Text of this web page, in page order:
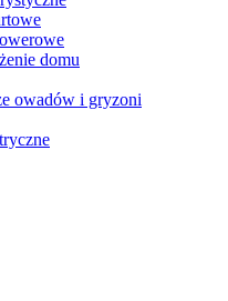
domu
owadów i gryzoni